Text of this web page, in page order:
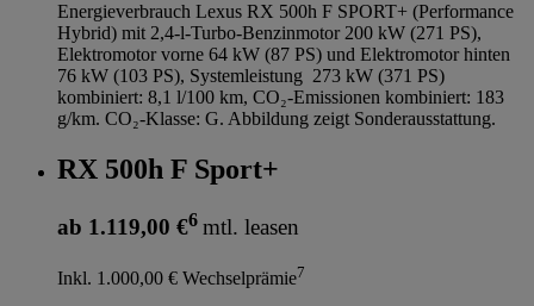
Energieverbrauch Lexus RX 500h F SPORT+ (Performance
Hybrid) mit 2,4-l-Turbo-Benzinmotor 200 kW (271 PS),
Elektromotor vorne 64 kW (87 PS) und Elektromotor hinten
76 kW (103 PS), Systemleistung 273 kW (371 PS)
kombiniert: 8,1 l/100 km, CO₂-Emissionen kombiniert: 183
g/km. CO₂-Klasse: G. Abbildung zeigt Sonderausstattung.
RX 500h F Sport+
ab 1.119,00 €6 mtl. leasen
Inkl. 1.000,00 € Wechselprämie7